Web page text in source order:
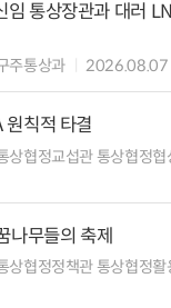
임 통상장관과 대러
주통상과 2026.08.07
칙적 타결
상협정교섭관 통상협정
나무들의 축제
상협정정책관 통상협정활